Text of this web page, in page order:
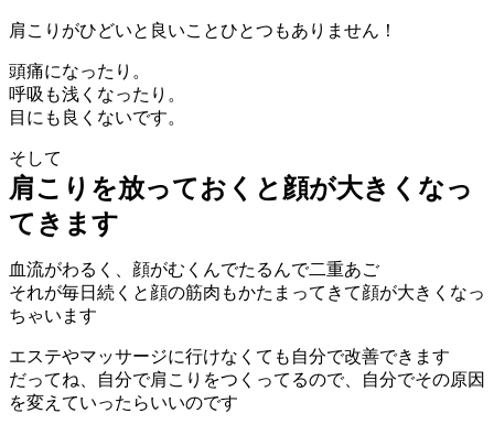
肩こりがひどいと良いことひとつもありません！
頭痛になったり。
呼吸も浅くなったり。
目にも良くないです。
そして
肩こりを放っておくと顔が大きくなっ
てきます
血流がわるく、顔がむくんでたるんで二重あご
それが毎日続くと顔の筋肉もかたまってきて顔が大きくなっ
ちゃいます
エステやマッサージに行けなくても自分で改善できます
だってね、自分で肩こりをつくってるので、自分でその原因
を変えていったらいいのです